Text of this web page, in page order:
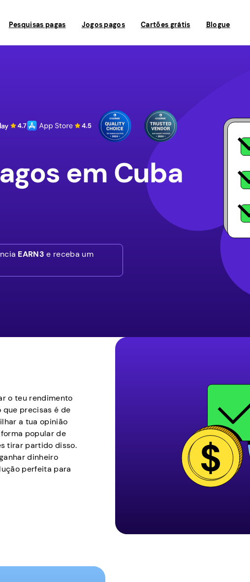
Pesquisas pagas Jogos pagos Cartões grátis Blogue
em Cuba
EARN3 e receba um
o teu rendimento
que precisas é de
a tua opinião
popular de
tirar partido disso.
dinheiro
perfeita para